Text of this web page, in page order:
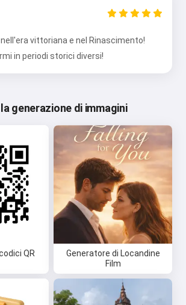
vittoriana e nel Rinascimento!
in periodi storici diversi!
generazione di immagini
QR
Generatore di Locandine
Film